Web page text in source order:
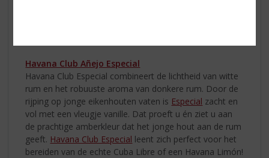
Havana Club Añejo Especial
Havana Club Especial combineert de lichtheid van witte
rum en het robuuste aroma van donkere rum. Door de
rijping op jonge eikenhouten vaten is Especial zacht en
vol met een vleugje vanille. Dat proeft u én ziet u aan
de prachtige amberkleur dat het jonge hout aan de rum
geeft. Havana Club Especial leent zich perfect voor het
bereiden van de echte Cuba Libre of een Havana Limón!